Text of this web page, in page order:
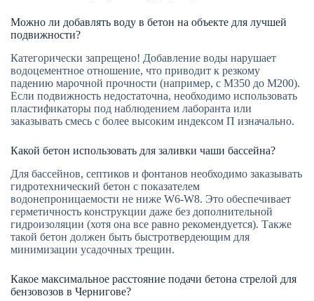
Можно ли добавлять воду в бетон на объекте для лучшей
подвижности?
Категорически запрещено! Добавление воды нарушает
водоцементное отношение, что приводит к резкому
падению марочной прочности (например, с М350 до М200).
Если подвижность недостаточна, необходимо использовать
пластификаторы под наблюдением лаборанта или
заказывать смесь с более высоким индексом П изначально.
Какой бетон использовать для заливки чаши бассейна?
Для бассейнов, септиков и фонтанов необходимо заказывать
гидротехнический бетон с показателем
водонепроницаемости не ниже W6-W8. Это обеспечивает
герметичность конструкции даже без дополнительной
гидроизоляции (хотя она все равно рекомендуется). Также
такой бетон должен быть быстротвердеющим для
минимизации усадочных трещин.
Какое максимальное расстояние подачи бетона стрелой для
бензовозов в Чернигове?